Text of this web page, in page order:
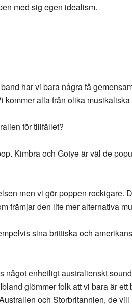
med sig egen idealism.
har vi bara några få
alla från olika musikaliska
för tillfället?
Kimbra och Gotye är väl de
men vi gör poppen rockigare.
främjar den lite mer alternativa
sina brittiska och
något enhetligt australienskt
glömmer folk att vi bara är ett
och Storbritannien, de